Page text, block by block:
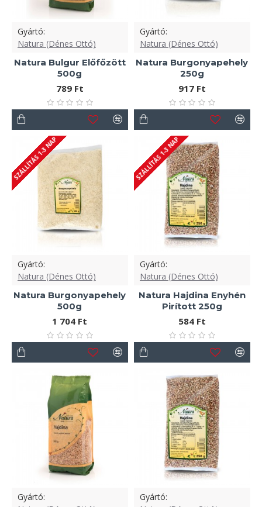
Gyártó:
Natura (Dénes Ottó)
Natura Bulgur Előfőzött
500g
789 Ft
Gyártó:
Natura (Dénes Ottó)
Natura Burgonyapehely
250g
917 Ft
SZÁLLÍTÁS 1-3 NAP
Gyártó:
Natura (Dénes Ottó)
Natura Burgonyapehely
500g
1 704 Ft
SZÁLLÍTÁS 1-3 NAP
Gyártó:
Natura (Dénes Ottó)
Natura Hajdina Enyhén
Pirított 250g
584 Ft
Gyártó:
Gyártó: